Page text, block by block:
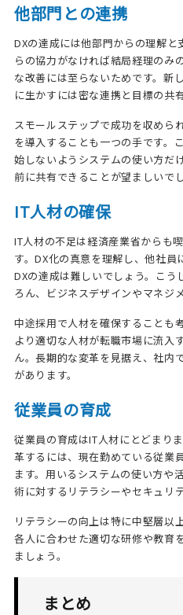
他部門との連携
DXの達成には他部門からの理解
らの協力がなければ結局経理のみ
な改善には至らないためです。新
に生かすには密な連携と目標の共
スモールステップで成功を収めら
を導入することも一つの手です。
始しないようシステムの使い方だ
前に共有できることが望ましいでし
IT人材の確保
IT人材の不足は経済産業省からも
す。DX化の真意を理解し、他社
DXの達成は難しいでしょう。こう
ろん、ビジネスデザインやマネジ
中途採用で人材を確保することも
より適切な人材が転職市場に流入
ん。長期的な変革を見据え、社内
があります。
従業員の育成
従業員の育成はIT人材にとどまり
革するには、現在勤めている従業
ます。用いるシステムの使い方や
術に対するリテラシーやセキュリ
リテラシーの向上は特に中堅層以
各人に合わせた適切な研修や教育
ましょう。
まとめ